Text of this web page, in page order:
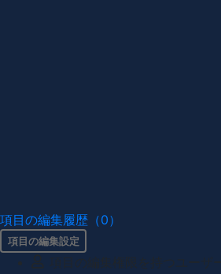
項目の編集履歴（0）
項目の編集設定